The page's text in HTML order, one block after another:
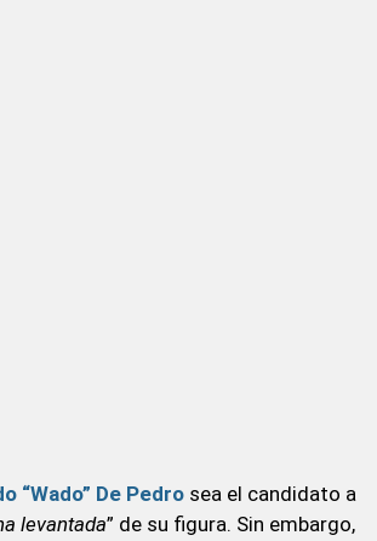
“Wado” De Pedro sea el candidato a
levantada” de su figura. Sin embargo,